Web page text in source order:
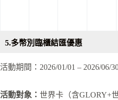
5.多幣別臨櫃結匯優惠
活動期間：2026/01/01 – 2026/06/
活動對象： 世界卡（含GLORY+